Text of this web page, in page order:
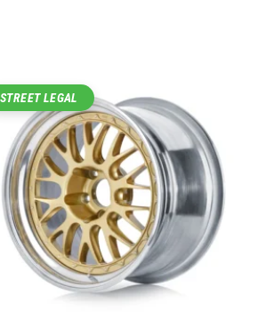
STREET LEGAL